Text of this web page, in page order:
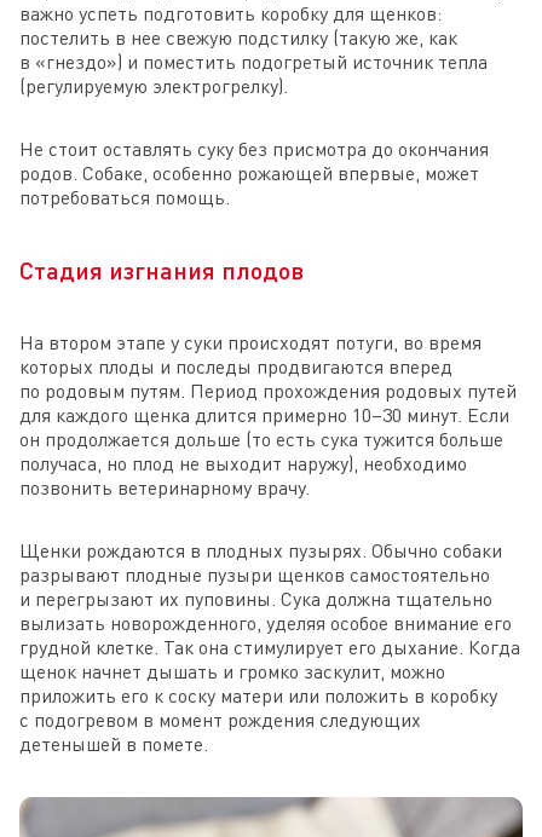
важно успеть подготовить коробку для щенков:
постелить в нее свежую подстилку (такую же, как
в «гнездо») и поместить подогретый источник тепла
(регулируемую электрогрелку).
Не стоит оставлять суку без присмотра до окончания
родов. Собаке, особенно рожающей впервые, может
потребоваться помощь.
Стадия изгнания плодов
На втором этапе у суки происходят потуги, во время
которых плоды и последы продвигаются вперед
по родовым путям. Период прохождения родовых путей
для каждого щенка длится примерно 10–30 минут. Если
он продолжается дольше (то есть сука тужится больше
получаса, но плод не выходит наружу), необходимо
позвонить ветеринарному врачу.
Щенки рождаются в плодных пузырях. Обычно собаки
разрывают плодные пузыри щенков самостоятельно
и перегрызают их пуповины. Сука должна тщательно
вылизать новорожденного, уделяя особое внимание его
грудной клетке. Так она стимулирует его дыхание. Когда
щенок начнет дышать и громко заскулит, можно
приложить его к соску матери или положить в коробку
с подогревом в момент рождения следующих
детенышей в помете.